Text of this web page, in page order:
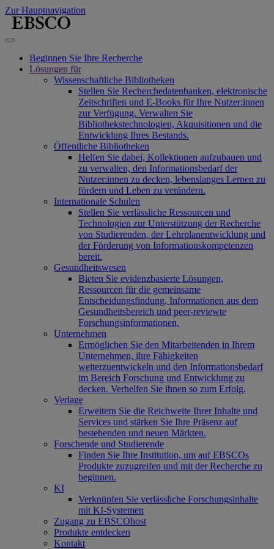
Zur Hauptnavigation
Beginnen Sie Ihre Recherche
Lösungen für
Wissenschaftliche Bibliotheken
Stellen Sie Recherchedatenbanken, elektronische
Zeitschriften und E-Books für Ihre Nutzer:innen
zur Verfügung. Verwalten Sie
Bibliothekstechnologien, Akquisitionen und die
Entwicklung Ihres Bestands.
Öffentliche Bibliotheken
Helfen Sie dabei, Kollektionen aufzubauen und
zu verwalten, den Informationsbedarf der
Nutzer:innen zu decken, lebenslanges Lernen zu
fördern und Leben zu verändern.
Internationale Schulen
Stellen Sie verlässliche Ressourcen und
Technologien zur Unterstützung der Recherche
von Studierenden, der Lehrplanentwicklung und
der Förderung von Informationskompetenzen
bereit.
Gesundheitswesen
Bieten Sie evidenzbasierte Lösungen,
Ressourcen für die gemeinsame
Entscheidungsfindung, Informationen aus dem
Gesundheitsbereich und peer-reviewte
Forschungsinformationen.
Unternehmen
Ermöglichen Sie den Mitarbeitenden in Ihrem
Unternehmen, ihre Fähigkeiten
weiterzuentwickeln und den Informationsbedarf
im Bereich Forschung und Entwicklung zu
decken. Verhelfen Sie ihnen so zum Erfolg.
Verlage
Erweitern Sie die Reichweite Ihrer Inhalte und
Services und stärken Sie Ihre Präsenz auf
bestehenden und neuen Märkten.
Forschende und Studierende
Finden Sie Ihre Institution, um auf EBSCOs
Produkte zuzugreifen und mit der Recherche zu
beginnen.
KI
Verknüpfen Sie verlässliche Forschungsinhalte
mit KI-Systemen
Zugang zu EBSCOhost
Produkte entdecken
Kontakt